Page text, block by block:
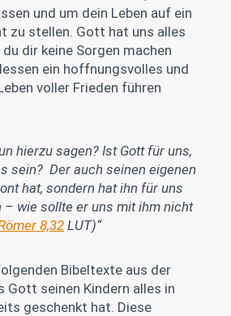
und um dein Leben auf ein
zu stellen. Gott hat uns alles
dir keine Sorgen machen
ein hoffnungsvolles und
voller Frieden führen
hierzu sagen? Ist Gott für uns,
sein? Der auch seinen eigenen
hat, sondern hat ihn für uns
– wie sollte er uns mit ihm nicht
8,32 LUT)“
Bibeltexte aus der
Gott seinen Kindern alles in
geschenkt hat. Diese